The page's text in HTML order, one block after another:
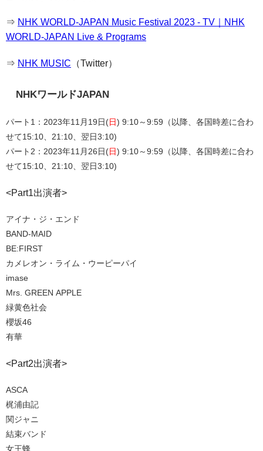
⇒ NHK WORLD-JAPAN Music Festival 2023 - TV｜NHK
WORLD-JAPAN Live & Programs
⇒ NHK MUSIC （Twitter）
NHKワールドJAPAN
パート1：2023年11月19日( 日 ) 9:10～9:59（以降、各国時差に合わ
せて15:10、21:10、翌日3:10)
パート2：2023年11月26日( 日 ) 9:10～9:59（以降、各国時差に合わ
せて15:10、21:10、翌日3:10)
<Part1出演者>
アイナ・ジ・エンド
BAND-MAID
BE:FIRST
カメレオン・ライム・ウーピーパイ
imase
Mrs. GREEN APPLE
緑黄色社会
櫻坂46
有華
<Part2出演者>
ASCA
梶浦由記
関ジャニ∞
結束バンド
女王蜂